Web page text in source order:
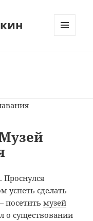
Проснулся
успеть сделать
посетитьмузей
о существовании